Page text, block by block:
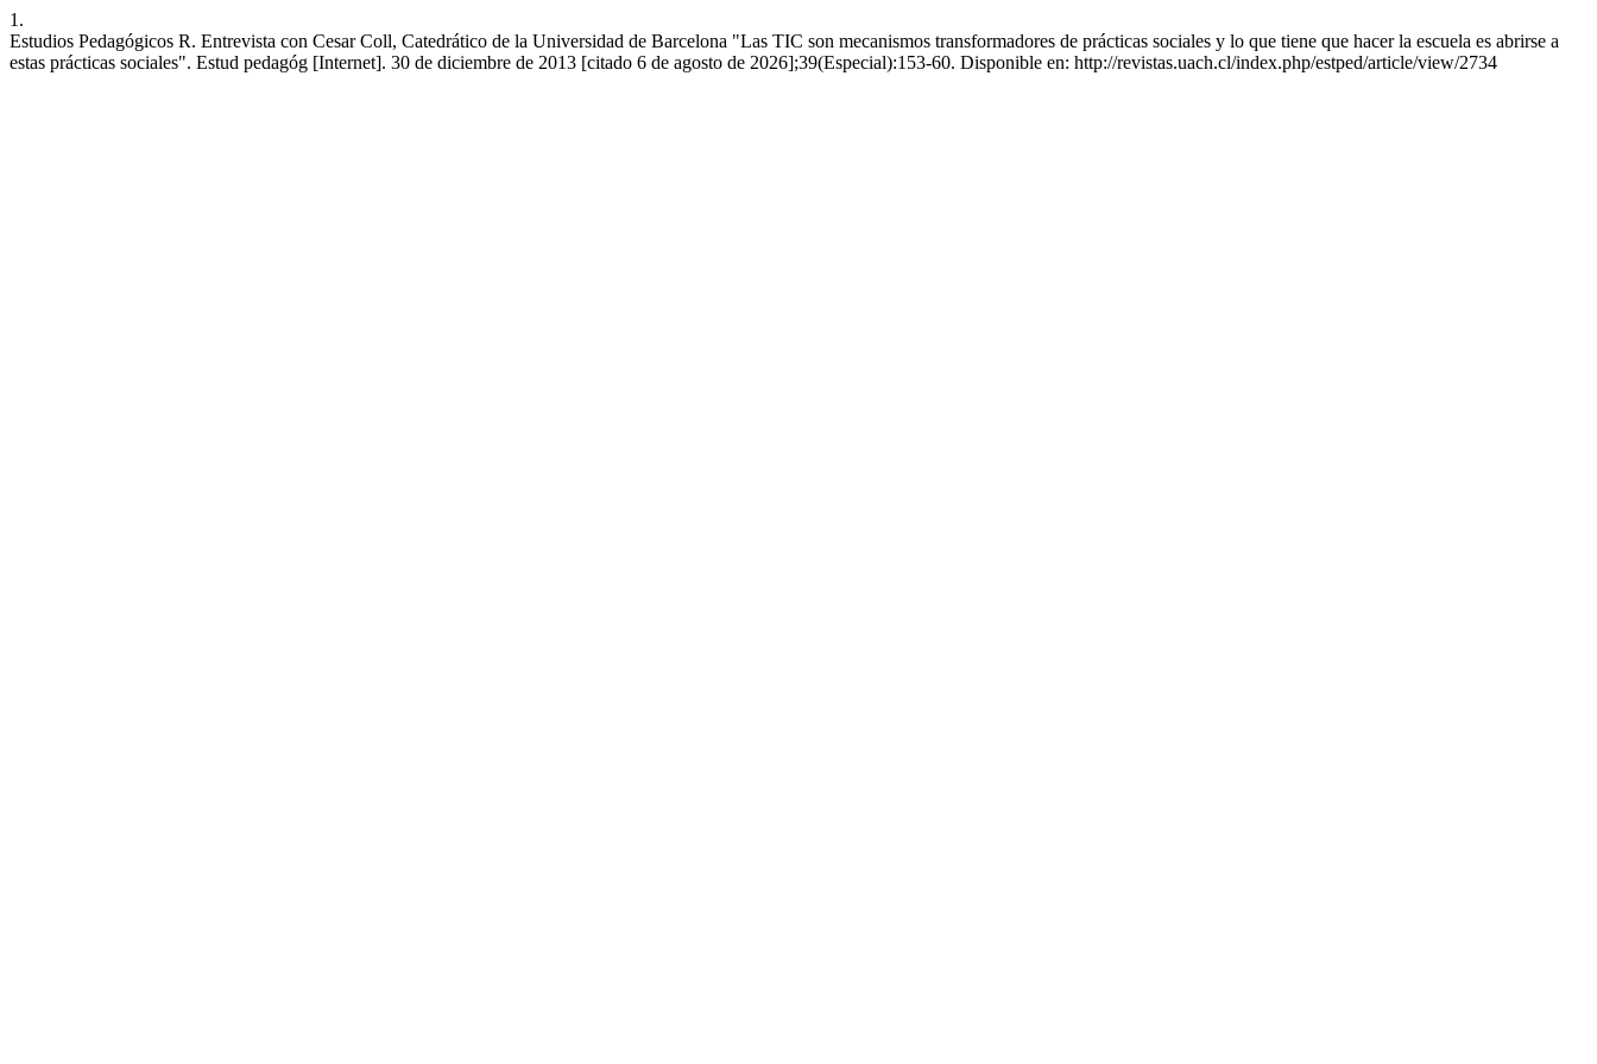
1.
Estudios Pedagógicos R. Entrevista con Cesar Coll, Catedrático de la Universidad de Barcelona "Las TIC son mecanismos transformadores de prácticas sociales y lo que tiene que hacer la escuela es abrirse a
estas prácticas sociales". Estud pedagóg [Internet]. 30 de diciembre de 2013 [citado 6 de agosto de 2026];39(Especial):153-60. Disponible en: http://revistas.uach.cl/index.php/estped/article/view/2734